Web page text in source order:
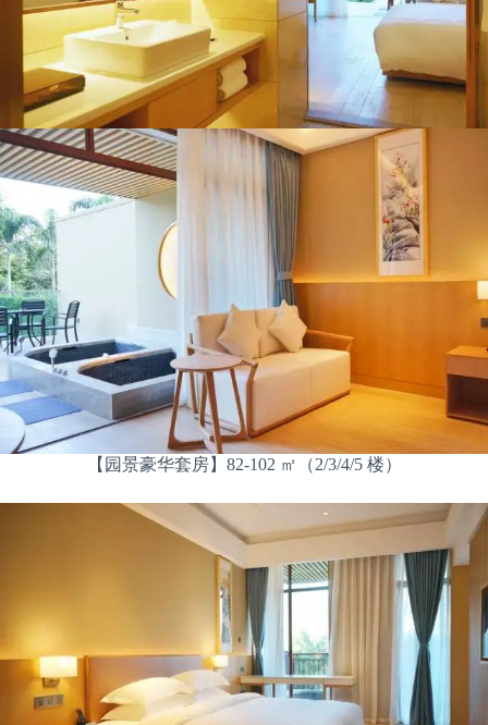
【园景豪华套房】82-102 ㎡（2/3/4/5 楼）